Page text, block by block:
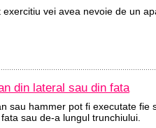
exercitiu vei avea nevoie de un
din lateral sau din fata
sau hammer pot fi executate
sau de-a lungul trunchiului.